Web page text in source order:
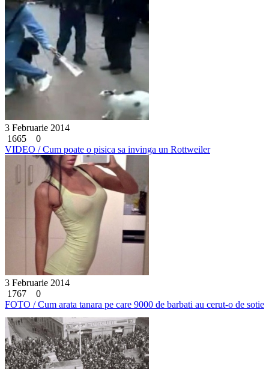
3 Februarie 2014
1665
0
VIDEO / Cum poate o pisica sa invinga un Rottweiler
3 Februarie 2014
1767
0
FOTO / Cum arata tanara pe care 9000 de barbati au cerut-o de sotie